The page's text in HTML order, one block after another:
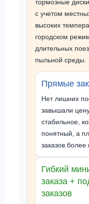
тормозные
с учетом
высоких
городском
длительных
пыльной среды.
Прямые
Нет лишних
завышали
стабильное,
понятный, а
заказов более
Гибкий
заказа +
заказов